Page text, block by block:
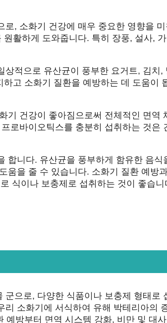
, 소화기 건강에 매우 중요한 영향을 미
활하게 도와줍니다. 특히 장풍, 설사,
적으로 유산균이 풍부한 요거트, 김치,
고 소화기 질환을 예방하는 데 도움이
기 건강이 좋아짐으로써 전체적인 면역
로바이오틱스를 충분히 섭취하는 것은
합니다. 유산균을 풍부하게 함유한 음식
움을 줄 수 있습니다. 소화기 질환 예방
식이나 보충제로 섭취하는 것이 좋습니
으로, 다양한 식품이나 보충제 형태로
소화기에 서식하여 유해 박테리아의
예방부터 면역 시스템 강화, 비만 및 대